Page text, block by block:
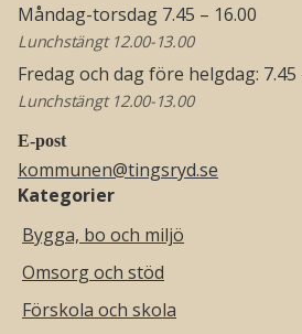
Måndag-torsdag 7.45 – 16.00
Lunchstängt 12.00-13.00
Fredag och dag före helgdag: 7.45
Lunchstängt 12.00-13.00
E-post
kommunen@tingsryd.se
Kategorier
Bygga, bo och miljö
Omsorg och stöd
Förskola och skola